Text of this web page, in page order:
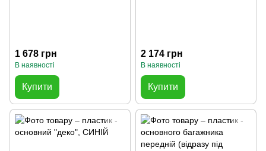
1 678 грн
В наявності
Купити
2 174 грн
В наявності
Купити